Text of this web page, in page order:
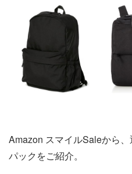
Amazon スマイルSaleから
パックをご紹介。